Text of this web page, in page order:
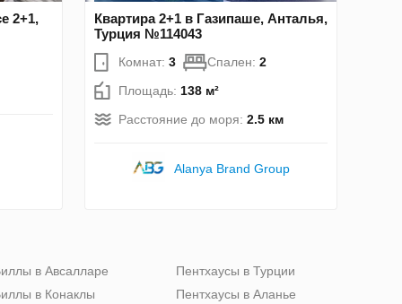
2+1,
Квартира 2+1 в Газипаше, Анталья,
Турция №114043
Комнат: 3 Спален: 2
Площадь: 138 м²
Расстояние до моря: 2.5 км
Alanya Brand Group
в Авсалларе
в Конаклы
Пентхаусы в Турции
Пентхаусы в Аланье